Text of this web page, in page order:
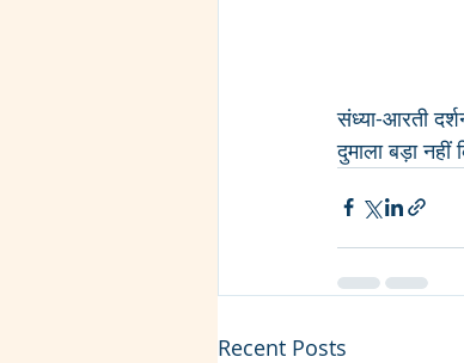
संध्या-आरती
दुमाला बड़ा नहीं
Recent Posts